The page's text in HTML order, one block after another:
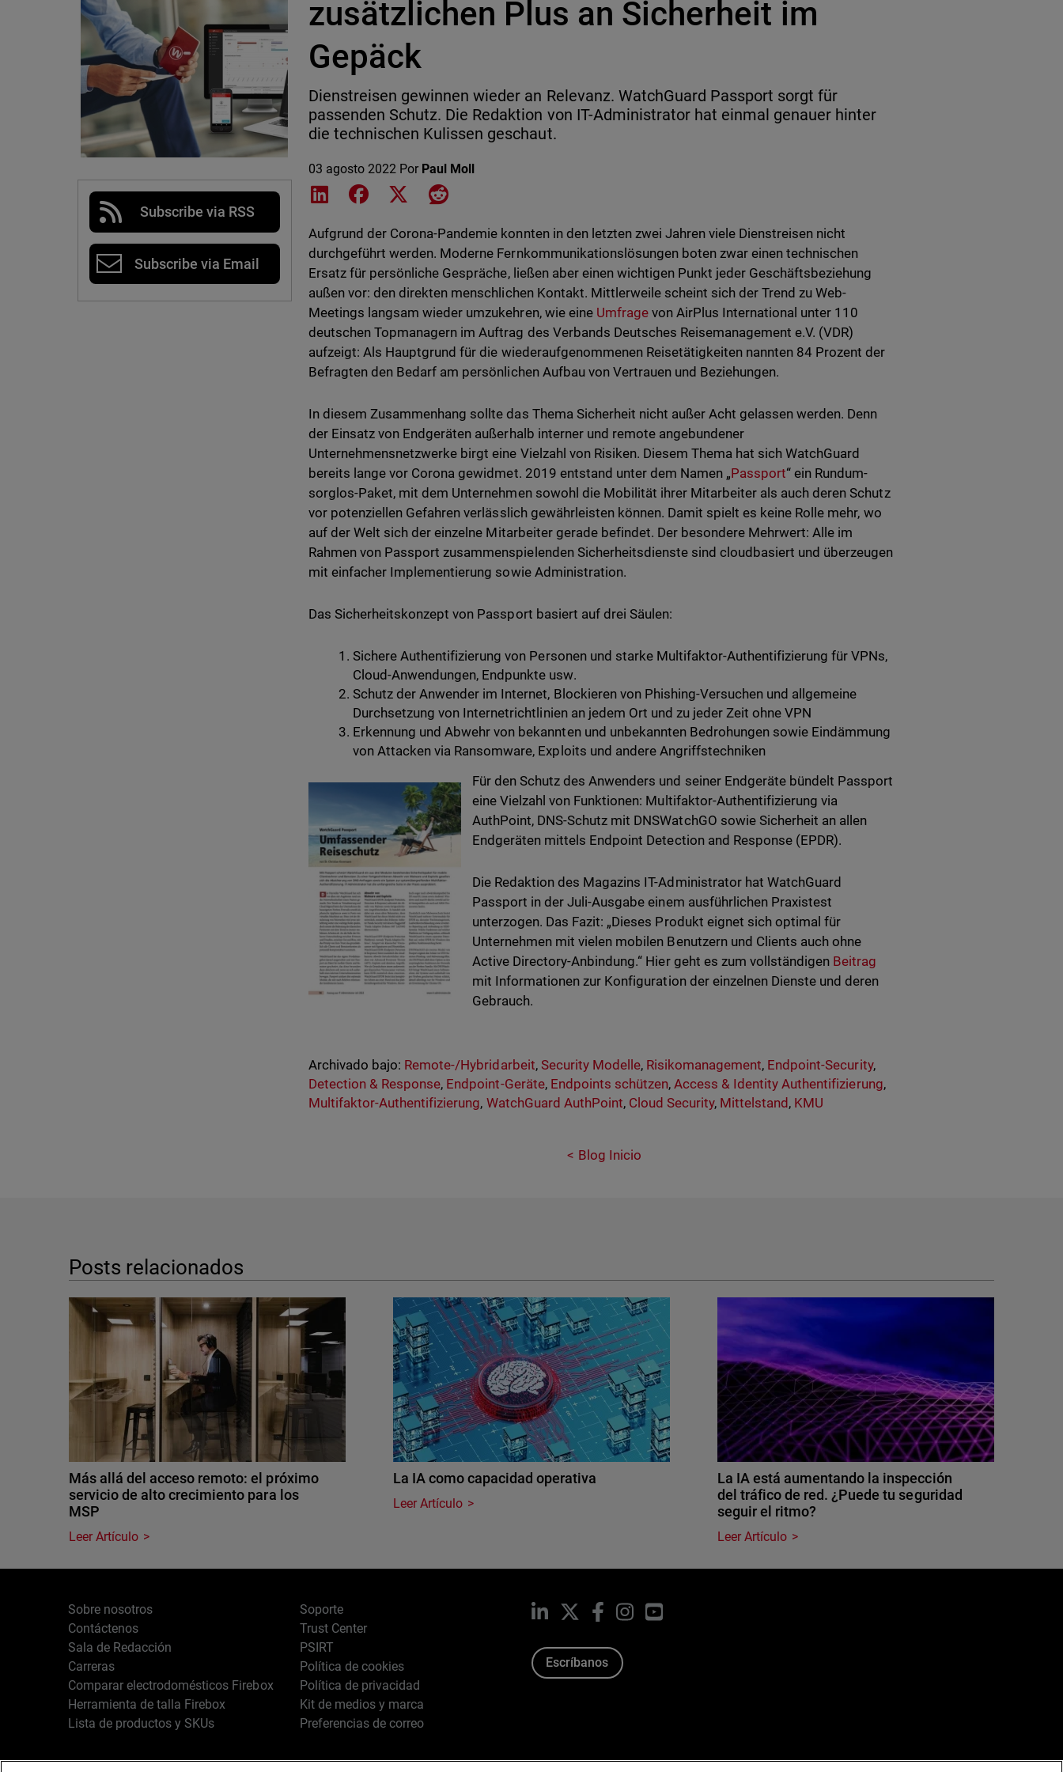
Subscribe via RSS
Subscribe via Email
zusätzlichen Plus an Sicherheit im
Gepäck
Dienstreisen gewinnen wieder an Relevanz. WatchGuard Passport sorgt für
passenden Schutz. Die Redaktion von IT-Administrator hat einmal genauer hinter
die technischen Kulissen geschaut.
03 agosto 2022 Por Paul Moll
Share on LinkedIn
Share on Facebook
Share on XShare on Reddit
Aufgrund der Corona-Pandemie konnten in den letzten zwei Jahren viele Dienstreisen nicht
durchgeführt werden. Moderne Fernkommunikationslösungen boten zwar einen technischen
Ersatz für persönliche Gespräche, ließen aber einen wichtigen Punkt jeder Geschäftsbeziehung
außen vor: den direkten menschlichen Kontakt. Mittlerweile scheint sich der Trend zu Web-
Meetings langsam wieder umzukehren, wie eine Umfragevon AirPlus International unter 110
deutschen Topmanagern im Auftrag des Verbands Deutsches Reisemanagement e.V. (VDR)
aufzeigt: Als Hauptgrund für die wiederaufgenommenen Reisetätigkeiten nannten 84 Prozent der
Befragten den Bedarf am persönlichen Aufbau von Vertrauen und Beziehungen.
In diesem Zusammenhang sollte das Thema Sicherheit nicht außer Acht gelassen werden. Denn
der Einsatz von Endgeräten außerhalb interner und remote angebundener
Unternehmensnetzwerke birgt eine Vielzahl von Risiken. Diesem Thema hat sich WatchGuard
bereits lange vor Corona gewidmet. 2019 entstand unter dem Namen „Passport“ ein Rundum-
sorglos-Paket, mit dem Unternehmen sowohl die Mobilität ihrer Mitarbeiter als auch deren Schutz
vor potenziellen Gefahren verlässlich gewährleisten können. Damit spielt es keine Rolle mehr, wo
auf der Welt sich der einzelne Mitarbeiter gerade befindet. Der besondere Mehrwert: Alle im
Rahmen von Passport zusammenspielenden Sicherheitsdienste sind cloudbasiert und überzeugen
mit einfacher Implementierung sowie Administration.
Das Sicherheitskonzept von Passport basiert auf drei Säulen:
Sichere Authentifizierung von Personen und starke Multifaktor-Authentifizierung für VPNs,
Cloud-Anwendungen, Endpunkte usw.
Schutz der Anwender im Internet, Blockieren von Phishing-Versuchen und allgemeine
Durchsetzung von Internetrichtlinien an jedem Ort und zu jeder Zeit ohne VPN
Erkennung und Abwehr von bekannten und unbekannten Bedrohungen sowie Eindämmung
von Attacken via Ransomware, Exploits und andere Angriffstechniken
Für den Schutz des Anwenders und seiner Endgeräte bündelt Passport
eine Vielzahl von Funktionen: Multifaktor-Authentifizierung via
AuthPoint, DNS-Schutz mit DNSWatchGO sowie Sicherheit an allen
Endgeräten mittels Endpoint Detection and Response (EPDR).
Die Redaktion des Magazins IT-Administrator hat WatchGuard
Passport in der Juli-Ausgabe einem ausführlichen Praxistest
unterzogen. Das Fazit: „Dieses Produkt eignet sich optimal für
Unternehmen mit vielen mobilen Benutzern und Clients auch ohne
Active Directory-Anbindung.“ Hier geht es zum vollständigen Beitrag
mit Informationen zur Konfiguration der einzelnen Dienste und deren
Gebrauch.
Archivado bajo: Remote-/Hybridarbeit, Security Modelle, Risikomanagement, Endpoint-Security,
Detection & Response, Endpoint-Geräte, Endpoints schützen,Access & Identity Authentifizierung,
Multifaktor-Authentifizierung, WatchGuard AuthPoint, Cloud Security, Mittelstand , KMU
Blog Inicio
Posts relacionados
Más allá del acceso remoto: el próximo
servicio de alto crecimiento para los
MSP
Leer Artículo
La IA como capacidad operativa
Leer Artículo
La IA está aumentando la inspección
del tráfico de red. ¿Puede tu seguridad
seguir el ritmo?
Leer Artículo
Sobre nosotros
Contáctenos
Sala de Redacción
Carreras
Comparar electrodomésticos Firebox
Herramienta de talla Firebox
Lista de productos y SKUs
Soporte
Trust Center
PSIRT
Política de cookies
Política de privacidad
Kit de medios y marca
Preferencias de correo
LinkedIn Facebook
InstagramYouTube
Escríbanos